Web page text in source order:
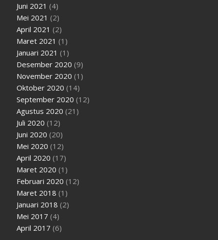
Juni 2021 (4)
Mei 2021 (2)
April 2021 (2)
Maret 2021 (1)
Januari 2021 (1)
Desember 2020 (9)
November 2020 (1)
Oktober 2020 (14)
September 2020 (12)
Agustus 2020 (21)
Juli 2020 (12)
Juni 2020 (20)
Mei 2020 (12)
April 2020 (17)
Maret 2020 (1)
Februari 2020 (12)
Maret 2018 (1)
Januari 2018 (2)
Mei 2017 (4)
April 2017 (6)